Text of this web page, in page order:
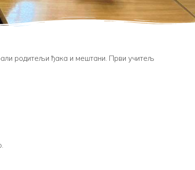
родитељи ђака и мештани. Први учитељ